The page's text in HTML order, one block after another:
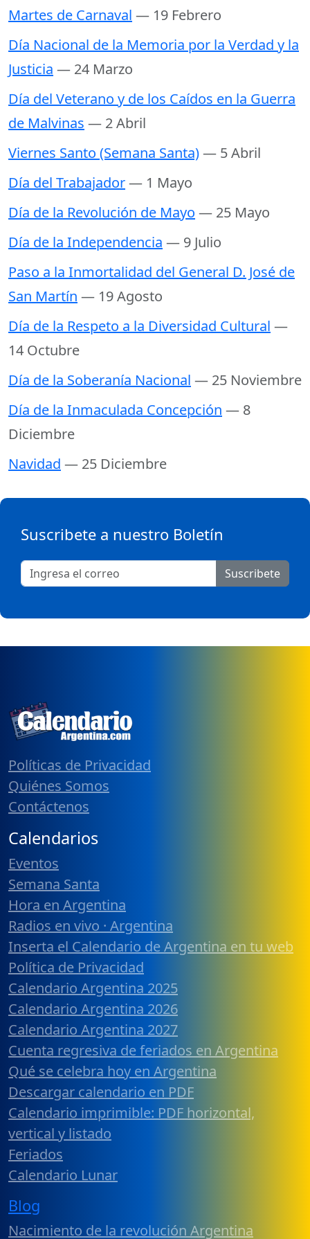
Martes de Carnaval — 19 Febrero
Día Nacional de la Memoria por la Verdad y la
Justicia — 24 Marzo
Día del Veterano y de los Caídos en la Guerra
de Malvinas — 2 Abril
Viernes Santo (Semana Santa)— 5 Abril
Día del Trabajador— 1 Mayo
Día de la Revolución de Mayo — 25 Mayo
Día de la Independencia — 9 Julio
Paso a la Inmortalidad del General D. José de
San Martín — 19 Agosto
Día de la Respeto a la Diversidad Cultural —
14 Octubre
Día de la Soberanía Nacional — 25 Noviembre
Día de la Inmaculada Concepción — 8
Diciembre
Navidad — 25 Diciembre
Suscribete a nuestro Boletín
Suscribete
Políticas de Privacidad
Quiénes Somos
Contáctenos
Calendarios
Eventos
Semana Santa
Hora en Argentina
Radios en vivo · Argentina
Inserta el Calendario de Argentina en tu web
Política de Privacidad
Calendario Argentina 2025
Calendario Argentina 2026
Calendario Argentina 2027
Cuenta regresiva de feriados en Argentina
Qué se celebra hoy en Argentina
Descargar calendario en PDF
Calendario imprimible: PDF horizontal,
vertical y listado
Feriados
Calendario Lunar
Blog
Nacimiento de la revolución Argentina